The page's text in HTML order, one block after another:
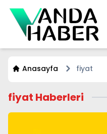
Anasayfa fiyat
fiyat Haberleri